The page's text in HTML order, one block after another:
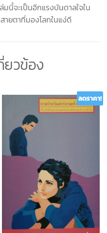
นี้จะเป็นอีกแรงบันดาลใจใน
ายตาที่มองโลกในแง่ดี
ยวข้อง
ลดราคา!